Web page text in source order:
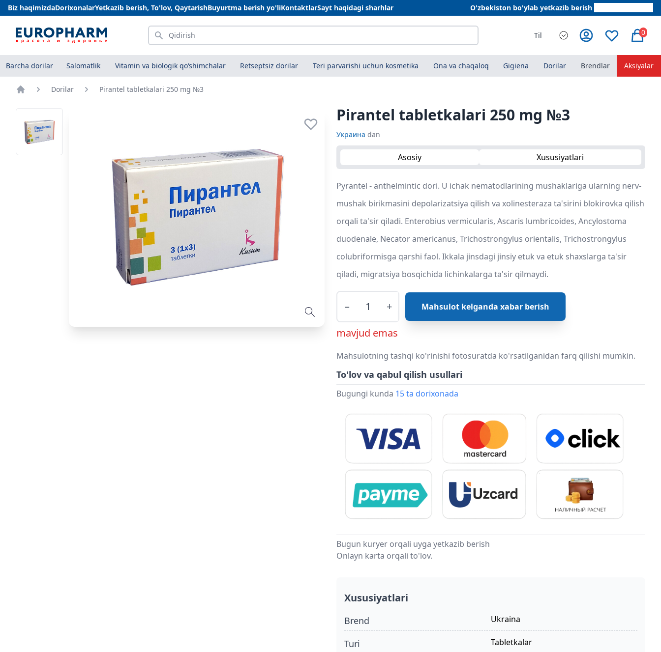
Biz haqimizdaDorixonalarYetkazib berish, To'lov, QaytarishBuyurtma berish yo'liKontaktlarSayt haqidagi sharhlar O'zbekiston bo'ylab yetkazib berish
Qidirish Til 0
Barcha dorilar Salomatlik Vitamin va biologik qo‘shimchalar Retseptsiz dorilar Teri parvarishi uchun kosmetika Ona va chaqaloq Gigiena Dorilar Brendlar Aksiyalar
Dorilar Pirantel tabletkalari 250 mg №3
Pirantel tabletkalari 250 mg №3
Украина dan
Asosiy Xususiyatlari
Pyrantel - anthelmintic dori. U ichak nematodlarining mushaklariga ularning nerv-
mushak birikmasini depolarizatsiya qilish va xolinesteraza ta'sirini blokirovka qilish
orqali ta'sir qiladi. Enterobius vermicularis, Ascaris lumbricoides, Ancylostoma
duodenale, Necator americanus, Trichostrongylus orientalis, Trichostrongylus
colubriformisga qarshi faol. Ikkala jinsdagi jinsiy etuk va etuk shaxslarga ta'sir
qiladi, migratsiya bosqichida lichinkalarga ta'sir qilmaydi.
− + Mahsulot kelganda xabar berish
mavjud emas
Mahsulotning tashqi ko'rinishi fotosuratda ko'rsatilganidan farq qilishi mumkin.
To'lov va qabul qilish usullari
Bugungi kunda 15 ta dorixonada
Bugun kuryer orqali uyga yetkazib berish
Onlayn karta orqali to'lov.
Xususiyatlari
Brend Ukraina
turi tabletkalar